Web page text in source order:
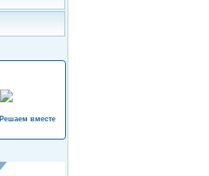
Решаем вместе